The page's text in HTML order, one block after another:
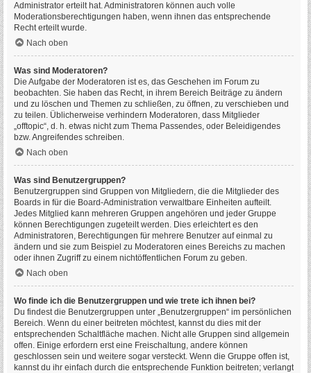
Administrator erteilt hat. Administratoren können auch volle
Moderationsberechtigungen haben, wenn ihnen das entsprechende
Recht erteilt wurde.
Nach oben
Was sind Moderatoren?
Die Aufgabe der Moderatoren ist es, das Geschehen im Forum zu
beobachten. Sie haben das Recht, in ihrem Bereich Beiträge zu ändern
und zu löschen und Themen zu schließen, zu öffnen, zu verschieben und
zu teilen. Üblicherweise verhindern Moderatoren, dass Mitglieder
„offtopic“, d. h. etwas nicht zum Thema Passendes, oder Beleidigendes
bzw. Angreifendes schreiben.
Nach oben
Was sind Benutzergruppen?
Benutzergruppen sind Gruppen von Mitgliedern, die die Mitglieder des
Boards in für die Board-Administration verwaltbare Einheiten aufteilt.
Jedes Mitglied kann mehreren Gruppen angehören und jeder Gruppe
können Berechtigungen zugeteilt werden. Dies erleichtert es den
Administratoren, Berechtigungen für mehrere Benutzer auf einmal zu
ändern und sie zum Beispiel zu Moderatoren eines Bereichs zu machen
oder ihnen Zugriff zu einem nichtöffentlichen Forum zu geben.
Nach oben
Wo finde ich die Benutzergruppen und wie trete ich ihnen bei?
Du findest die Benutzergruppen unter „Benutzergruppen“ im persönlichen
Bereich. Wenn du einer beitreten möchtest, kannst du dies mit der
entsprechenden Schaltfläche machen. Nicht alle Gruppen sind allgemein
offen. Einige erfordern erst eine Freischaltung, andere können
geschlossen sein und weitere sogar versteckt. Wenn die Gruppe offen ist,
kannst du ihr einfach durch die entsprechende Funktion beitreten; verlangt